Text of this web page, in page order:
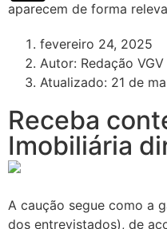
aparecem de forma
fevereiro 24, 2025
Autor: Redação VGV
Atualizado: 21 de
Receba
Imobiliária
A caução segue como a
dos entrevistados), de